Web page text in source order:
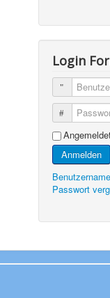
Login
Passwort
Anmelden
Passwort